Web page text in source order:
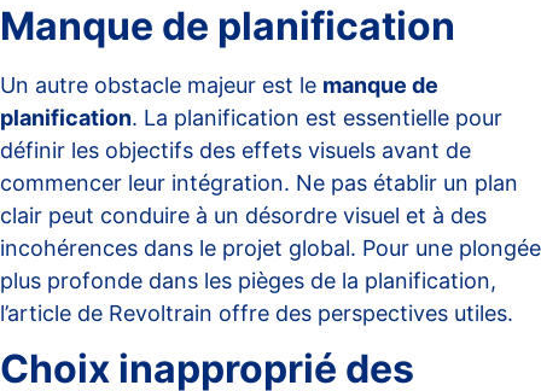
Manque de planification
Un autre obstacle majeur est le manque de
planification. La planification est essentielle pour
définir les objectifs des effets visuels avant de
commencer leur intégration. Ne pas établir un plan
clair peut conduire à un désordre visuel et à des
incohérences dans le projet global. Pour une plongée
plus profonde dans les pièges de la planification,
l’article de Revoltrain offre des perspectives utiles.
Choix inapproprié des